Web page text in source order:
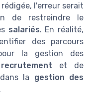
l'erreur serait
de restreindre le
salariés. En réalité,
des parcours
la gestion des
recrutement et de
la gestion des